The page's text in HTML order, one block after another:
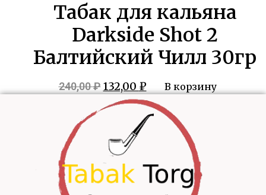
Табак для кальяна
Darkside Shot 2
Балтийский Чилл 30гр
240,00₽ Первоначальная
цена
составляла
240,00 ₽.
132,00 ₽Текущая
цена:
132,00 ₽.
В корзину